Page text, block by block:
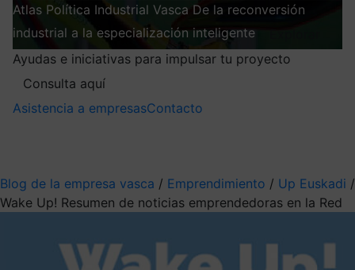
Atlas Política Industrial Vasca De la reconversión
industrial a la especialización inteligente
Ayudas e iniciativas para impulsar tu proyecto
Consulta aquí
Asistencia a empresasContacto
Blog de la empresa vasca / Emprendimiento / Up Euskadi /
Wake Up! Resumen de noticias emprendedoras en la Red